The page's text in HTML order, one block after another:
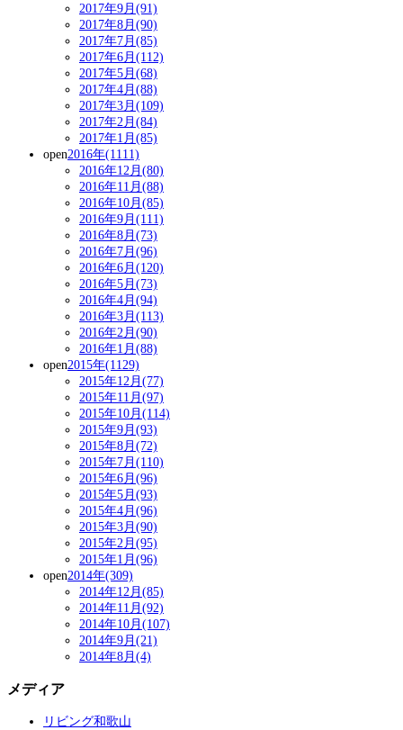
2017年9月(91)
2017年8月(90)
2017年7月(85)
2017年6月(112)
2017年5月(68)
2017年4月(88)
2017年3月(109)
2017年2月(84)
2017年1月(85)
open2016年(1111)
2016年12月(80)
2016年11月(88)
2016年10月(85)
2016年9月(111)
2016年8月(73)
2016年7月(96)
2016年6月(120)
2016年5月(73)
2016年4月(94)
2016年3月(113)
2016年2月(90)
2016年1月(88)
open2015年(1129)
2015年12月(77)
2015年11月(97)
2015年10月(114)
2015年9月(93)
2015年8月(72)
2015年7月(110)
2015年6月(96)
2015年5月(93)
2015年4月(96)
2015年3月(90)
2015年2月(95)
2015年1月(96)
open2014年(309)
2014年12月(85)
2014年11月(92)
2014年10月(107)
2014年9月(21)
2014年8月(4)
メディア
リビング和歌山